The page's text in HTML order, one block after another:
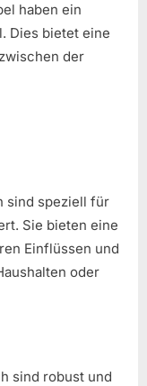
haben ein
Dies bietet eine
der
sind speziell für
Sie bieten eine
Einflüssen und
oder
sind robust und